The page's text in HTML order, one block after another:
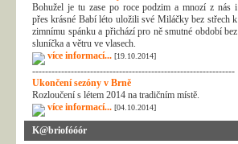
Bohužel je tu zase po roce podzim a mnozí z nás i
přes krásné Babí léto uložili své Miláčky bez střech k
zimnímu spánku a přichází pro ně smutné období bez
sluníčka a větru ve vlasech.
více informací... [19.10.2014]
---------------------------------------------------------------
Ukončení sezóny v Brně
Rozloučení s létem 2014 na tradičním místě.
více informací... [04.10.2014]
K@briofóóór